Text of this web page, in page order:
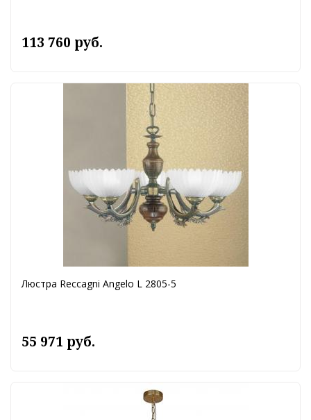
113 760 руб.
Люстра Reccagni Angelo L 2805-5
55 971 руб.